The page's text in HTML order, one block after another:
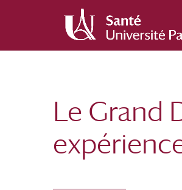
Le Grand